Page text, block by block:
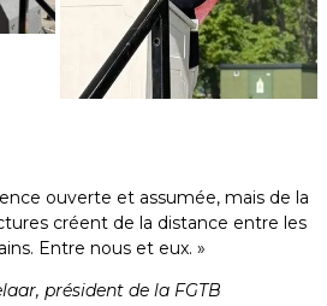
ouverte et assumée, mais de la
créent de la distance entre les
Entre nous et eux. »
président de la FGTB